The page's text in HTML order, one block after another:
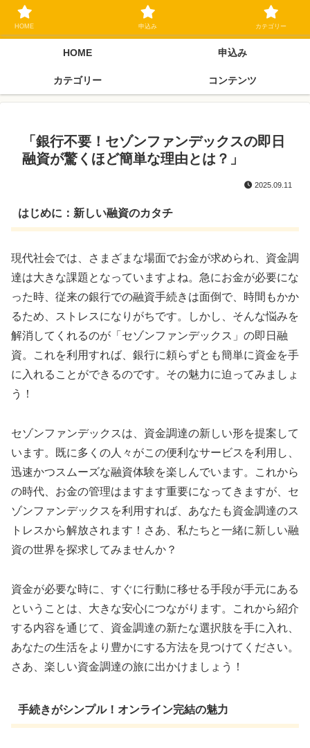
ブラックリスト長期延滞中でもOK 独自審査フリーローン 在籍確認なしの街
金クローネにご相談ください
HOME 申込み
カテゴリー コンテンツ
「銀行不要！セゾンファンデックスの即日
融資が驚くほど簡単な理由とは？」
2025.09.11
はじめに：新しい融資のカタチ
現代社会では、さまざまな場面でお金が求められ、資金調
達は大きな課題となっていますよね。急にお金が必要にな
った時、従来の銀行での融資手続きは面倒で、時間もかか
るため、ストレスになりがちです。しかし、そんな悩みを
解消してくれるのが「セゾンファンデックス」の即日融
資。これを利用すれば、銀行に頼らずとも簡単に資金を手
に入れることができるのです。その魅力に迫ってみましょ
う！
セゾンファンデックスは、資金調達の新しい形を提案して
います。既に多くの人々がこの便利なサービスを利用し、
迅速かつスムーズな融資体験を楽しんでいます。これから
の時代、お金の管理はますます重要になってきますが、セ
ゾンファンデックスを利用すれば、あなたも資金調達のス
トレスから解放されます！さあ、私たちと一緒に新しい融
資の世界を探求してみませんか？
資金が必要な時に、すぐに行動に移せる手段が手元にある
ということは、大きな安心につながります。これから紹介
する内容を通じて、資金調達の新たな選択肢を手に入れ、
あなたの生活をより豊かにする方法を見つけてください。
さあ、楽しい資金調達の旅に出かけましょう！
手続きがシンプル！オンライン完結の魅力
HOME 申込み カテゴリー